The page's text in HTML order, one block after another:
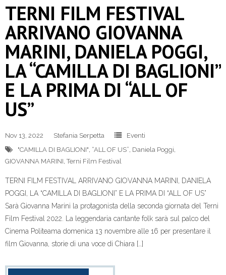
TERNI FILM FESTIVAL
ARRIVANO GIOVANNA
MARINI, DANIELA POGGI,
LA “CAMILLA DI BAGLIONI”
E LA PRIMA DI “ALL OF
US”
Nov 13, 2022 Stefania Serpetta
Eventi
"CAMILLA DI BAGLIONI", “ALL OF US”, Daniela Poggi,
GIOVANNA MARINI,Terni Film Festival
TERNI FILM FESTIVAL ARRIVANO GIOVANNA MARINI, DANIELA
POGGI, LA “CAMILLA DI BAGLIONI” E LA PRIMA DI “ALL OF US”
Sarà Giovanna Marini la protagonista della seconda giornata del Terni
Film Festival 2022. La leggendaria cantante folk sarà sul palco del
Cinema Politeama domenica 13 novembre alle 16 per presentare il
film Giovanna, storie di una voce di Chiara […]